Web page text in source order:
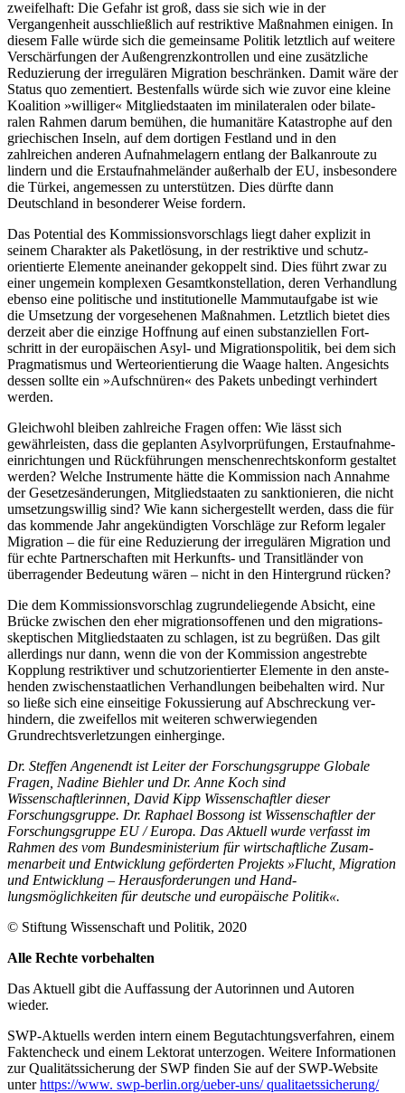
zweifelhaft: Die Gefahr ist groß, dass sie sich wie in der
Vergangenheit ausschließlich auf restriktive Maßnahmen einigen. In
diesem Falle würde sich die gemeinsame Politik letztlich auf weitere
Verschärfungen der Außengrenzkontrollen und eine zusätz­liche
Reduzierung der irregulären Migra­tion beschränken. Damit wäre der
Status quo zementiert. Bestenfalls würde sich wie zuvor eine kleine
Koalition »williger« Mit­gliedstaaten im minilateralen oder bilate­
ralen Rahmen darum bemühen, die huma­nitäre Katastrophe auf den
griechischen Inseln, auf dem dortigen Festland und in den
zahlreichen anderen Aufnahmelagern entlang der Balkanroute zu
lindern und die Erstaufnahmeländer außerhalb der EU, ins­besondere
die Türkei, angemessen zu unter­stützen. Dies dürfte dann
Deutschland in besonderer Weise fordern.
Das Potential des Kommissionsvorschlags liegt daher explizit in
seinem Charakter als Paketlösung, in der restriktive und schutz­
orientierte Elemente aneinander gekoppelt sind. Dies führt zwar zu
einer ungemein komplexen Gesamtkonstellation, deren Ver­handlung
ebenso eine politische und insti­tutionelle Mammutaufgabe ist wie
die Um­setzung der vorgesehenen Maßnahmen. Letztlich bietet dies
derzeit aber die einzige Hoff­nung auf einen substanziellen Fort­
schritt in der europäischen Asyl- und Migra­tionspolitik, bei dem sich
Pragmatismus und Werteorientierung die Waage halten. Angesichts
dessen sollte ein »Aufschnüren« des Pakets unbedingt verhindert
werden.
Gleichwohl bleiben zahlreiche Fragen offen: Wie lässt sich
gewährleisten, dass die geplanten Asylvorprüfungen, Erstaufnahme­
einrichtungen und Rückführungen men­schenrechtskonform gestaltet
werden? Wel­che Instrumente hätte die Kommission nach Annahme
der Gesetzesänderungen, Mitglied­staaten zu sanktionieren, die nicht
umset­zungswillig sind? Wie kann sichergestellt werden, dass die für
das kommende Jahr an­gekündigten Vorschläge zur Reform legaler
Migration – die für eine Reduzierung der irregulären Migration und
für echte Part­nerschaften mit Herkunfts- und Transitlän­der von
überragender Bedeutung wären – nicht in den Hintergrund rücken?
Die dem Kommissionsvorschlag zugrundeliegende Absicht, eine
Brücke zwischen den eher migrationsoffenen und den migra­tions­
skeptischen Mitgliedstaaten zu schla­gen, ist zu begrüßen. Das gilt
allerdings nur dann, wenn die von der Kommission an­gestrebte
Kopplung restriktiver und schutzorientierter Elemente in den anste­
henden zwischenstaatlichen Verhandlungen beibehalten wird. Nur
so ließe sich eine ein­seitige Fokussierung auf Abschreckung ver­
hindern, die zweifellos mit weiteren schwerwiegenden
Grundrechtsverletzungen einherginge.
Dr. Steffen Angenendt ist Leiter der Forschungsgruppe Globale
Fragen, Nadine Biehler und Dr. Anne Koch sind
Wissenschaftlerinnen, David Kipp Wissenschaftler dieser
Forschungsgruppe. Dr. Raphael Bossong ist Wissenschaftler der
For­schungsgruppe EU / Europa. Das Aktuell wurde verfasst im
Rahmen des vom Bundesministerium für wirtschaftliche Zusam­
menarbeit und Entwicklung geförderten Projekts »Flucht, Migration
und Entwicklung – Herausforderungen und Hand­
lungsmöglichkeiten für deutsche und europäische Politik«.
© Stiftung Wissenschaft und Politik, 2020
Alle Rechte vorbehalten
Das Aktuell gibt die Auf­fassung der Autorinnen und Autoren
wieder.
SWP-Aktuells werden intern einem Begutachtungsverfah­ren, einem
Faktencheck und einem Lektorat unterzogen. Weitere Informationen
zur Qualitätssicherung der SWP finden Sie auf der SWP-Website
unterhttps://www. swp-berlin.org/ueber-uns/ qualitaetssicherung/